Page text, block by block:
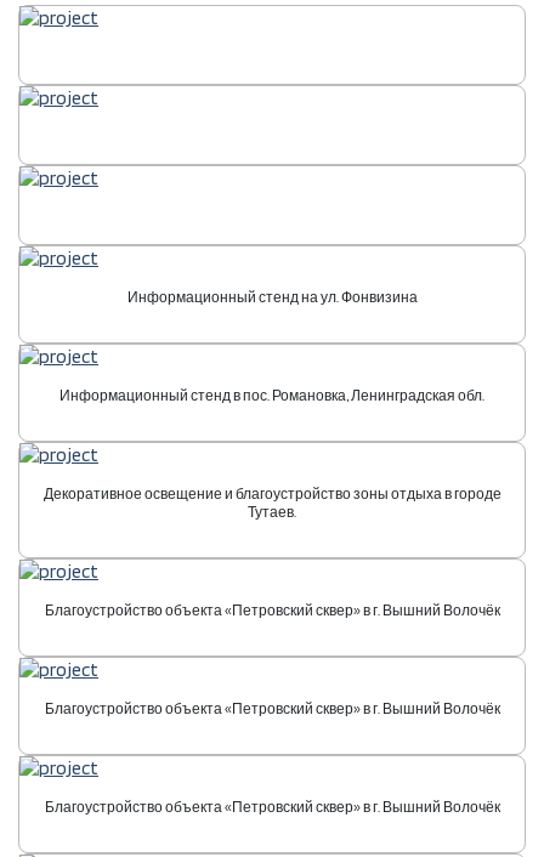
Информационный стенд на ул. Фонвизина
Информационный стенд в пос. Романовка, Ленинградская обл.
Декоративное освещение и благоустройство зоны отдыха в городе
Тутаев.
Благоустройство объекта «Петровский сквер» в г. Вышний Волочёк
Благоустройство объекта «Петровский сквер» в г. Вышний Волочёк
Благоустройство объекта «Петровский сквер» в г. Вышний Волочёк